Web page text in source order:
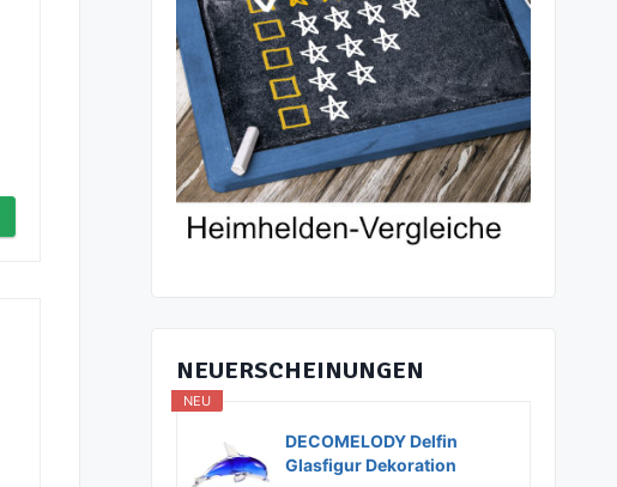
NEUERSCHEINUNGEN
NEU
DECOMELODY Delfin
Glasfigur Dekoration